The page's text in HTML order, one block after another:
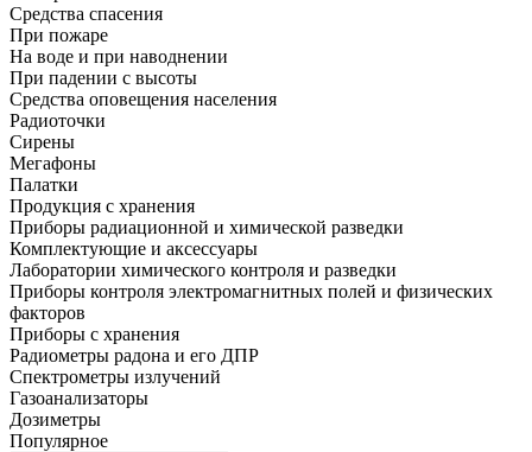
Средства спасения
При пожаре
На воде и при наводнении
При падении с высоты
Средства оповещения населения
Радиоточки
Сирены
Мегафоны
Палатки
Продукция с хранения
Приборы радиационной и химической разведки
Комплектующие и аксессуары
Лаборатории химического контроля и разведки
Приборы контроля электромагнитных полей и физических
факторов
Приборы с хранения
Радиометры радона и его ДПР
Спектрометры излучений
Газоанализаторы
Дозиметры
Популярное